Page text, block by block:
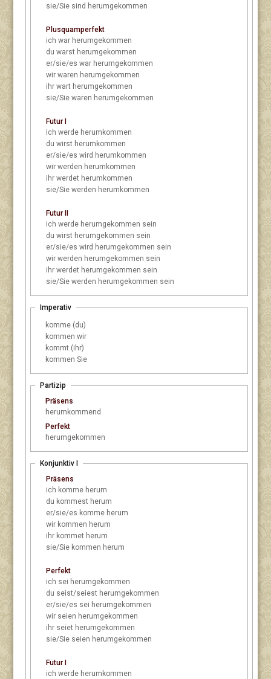
sie/Sie sind herumgekommen
Plusquamperfekt
ich war herumgekommen
du warst herumgekommen
er/sie/es war herumgekommen
wir waren herumgekommen
ihr wart herumgekommen
sie/Sie waren herumgekommen
Futur I
ich werde herumkommen
du wirst herumkommen
er/sie/es wird herumkommen
wir werden herumkommen
ihr werdet herumkommen
sie/Sie werden herumkommen
Futur II
ich werde herumgekommen sein
du wirst herumgekommen sein
er/sie/es wird herumgekommen sein
wir werden herumgekommen sein
ihr werdet herumgekommen sein
sie/Sie werden herumgekommen sein
Imperativ
komme (du)
kommen wir
kommt (ihr)
kommen Sie
Partizip
Präsens
herumkommend
Perfekt
herumgekommen
Konjunktiv I
Präsens
ich komme herum
du kommest herum
er/sie/es komme herum
wir kommen herum
ihr kommet herum
sie/Sie kommen herum
Perfekt
ich sei herumgekommen
du seist/seiest herumgekommen
er/sie/es sei herumgekommen
wir seien herumgekommen
ihr seiet herumgekommen
sie/Sie seien herumgekommen
Futur I
ich werde herumkommen